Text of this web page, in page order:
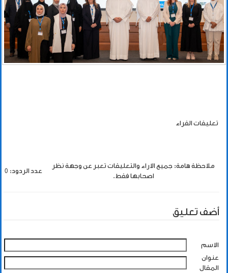
تعليقات القراء
ملاحظة هامة: جميع الاراء والتعليقات تعبر عن وجهة نظر
اصحابها فقط.
عدد الردود: 0
أضف تعليق
الاسم
عنوان
المقال